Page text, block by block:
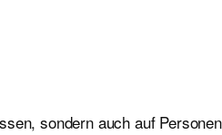
sondern auch auf